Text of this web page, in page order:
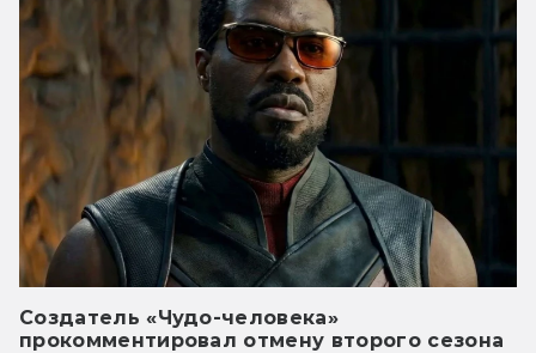
Создатель «Чудо-человека»
прокомментировал отмену второго сезона